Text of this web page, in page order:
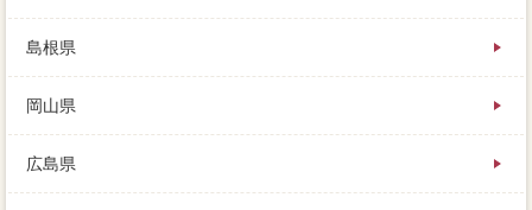
島根県
岡山県
広島県